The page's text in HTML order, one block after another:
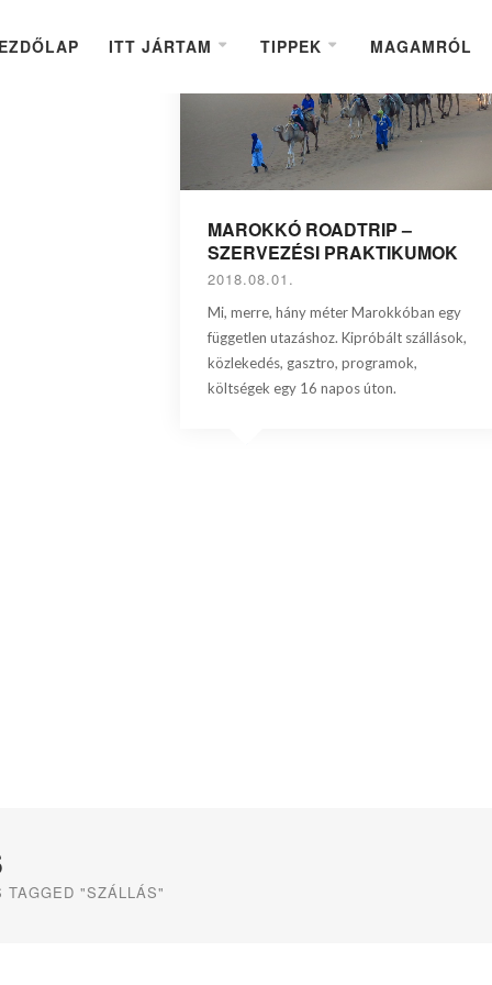
ITT JÁRTAM TIPPEK MAGAMRÓL
MAROKKÓ ROADTRIP –
SZERVEZÉSI PRAKTIKUMOK
2018.08.01.
Mi, merre, hány méter Marokkóban egy
független utazáshoz. Kipróbált szállások,
közlekedés, gasztro, programok,
költségek egy 16 napos úton.
TAGGED "SZÁLLÁS"